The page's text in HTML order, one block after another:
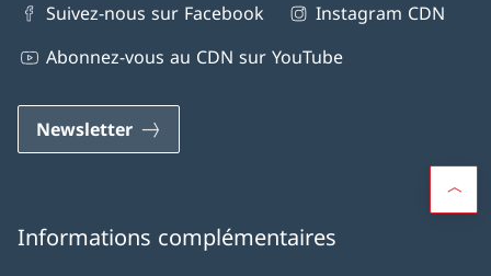
Suivez-nous sur Facebook
Instagram CDN
Abonnez-vous au CDN sur YouTube
Newsletter
Informations complémentaires